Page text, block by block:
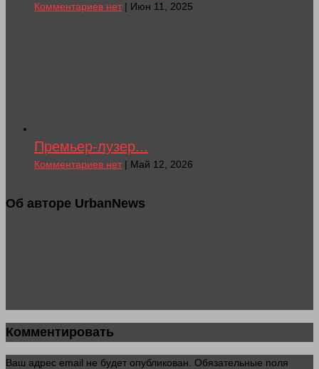
Комментариев нет| Июн 11, 2025
Премьер-лузер...
Комментариев нет| Май 12, 2026
Об авторе UrbanNews
Комментировать
Ваш адрес email не будет опубликован. Обязательные поля